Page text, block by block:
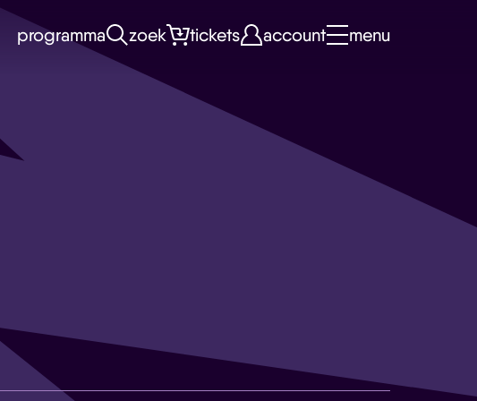
programma zoek tickets account menu